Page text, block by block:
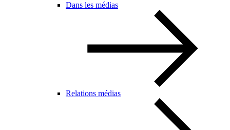
Dans les médias
Relations médias